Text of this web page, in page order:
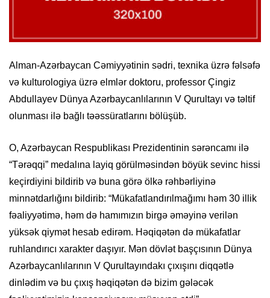
Alman-Azərbaycan Cəmiyyətinin sədri, texnika üzrə fəlsəfə
və kulturologiya üzrə elmlər doktoru, professor Çingiz
Abdullayev Dünya Azərbaycanlılarının V Qurultayı və təltif
olunması ilə bağlı təəssüratlarını bölüşüb.
O, Azərbaycan Respublikası Prezidentinin sərəncamı ilə
“Tərəqqi” medalına layiq görülməsindən böyük sevinc hissi
keçirdiyini bildirib və buna görə ölkə rəhbərliyinə
minnətdarlığını bildirib: “Mükafatlandırılmağımı həm 30 illik
fəaliyyətimə, həm də hamımızın birgə əməyinə verilən
yüksək qiymət hesab edirəm. Həqiqətən də mükafatlar
ruhlandırıcı xarakter daşıyır. Mən dövlət başçısının Dünya
Azərbaycanlılarının V Qurultayındakı çıxışını diqqətlə
dinlədim və bu çıxış həqiqətən də bizim gələcək